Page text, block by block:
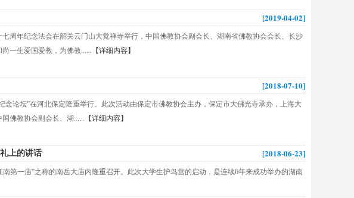
[2019-04-02]
周年纪念法会在韶关云门山大觉禅寺举行，中国佛教协会副会长、湖南省佛教协会会长、长沙
一生爱国爱教，为佛教...... 【详细内容】
[2018-07-10]
念论坛”在河北保定隆重举行。此次活动由保定市佛教协会主办，保定市大佛光寺承办，上海大
佛教协会副会长、湖...... 【详细内容】
[2018-06-23]
上的讲话
第一庙”之称的南岳大庙内隆重召开。此次大学生护鸟营的启动，是连续6年来成功举办的湖南